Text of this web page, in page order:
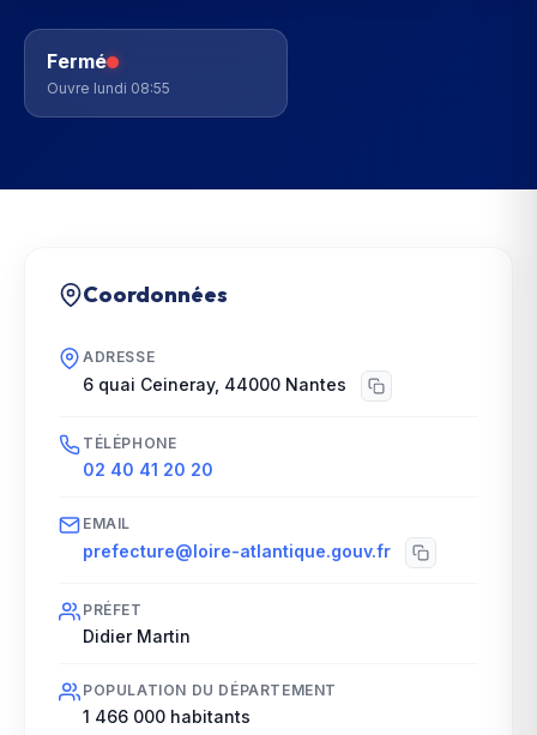
Fermé
Ouvre lundi 08:55
Coordonnées
ADRESSE
6 quai Ceineray, 44000 Nantes
TÉLÉPHONE
02 40 41 20 20
EMAIL
prefecture@loire-atlantique.gouv.fr
PRÉFET
Didier Martin
POPULATION DU DÉPARTEMENT
1 466 000 habitants